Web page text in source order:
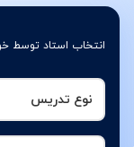
انتخاب استاد توسط
نوع تدریس